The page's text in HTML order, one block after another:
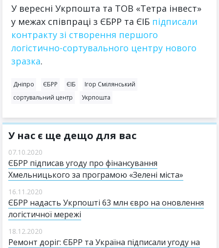
У вересні Укрпошта та ТОВ «Тетра інвест»
у межах співпраці з ЄБРР та ЄІБ підписали
контракту зі створення першого
логістично-сортувального центру нового
зразка.
Дніпро ЄБРР ЄІБ
Ігор Смілянський
сортувальний центр
Укрпошта
У нас є ще дещо для вас
07.10.2020
ЄБРР підписав угоду про фінансування
Хмельницького за програмою «Зелені міста»
16.11.2020
ЄБРР надасть Укрпошті 63 млн євро на оновлення
логістичної мережі
18.12.2020
Ремонт доріг: ЄБРР та Україна підписали угоду на